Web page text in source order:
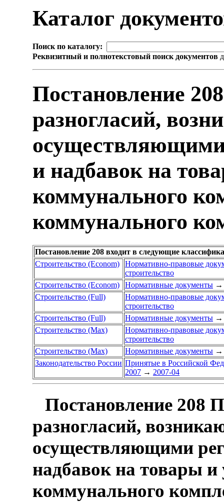
Каталог
Поиск по каталогу:
Реквизитный и полнотекстовый поиск документов
Постановление
разногласий,
осуществляющими
и надбавок на
коммунального
коммунального
Постановление 208 входит в следующие
Строительство (Econom)
Нормативно-правовые
строительство
Строительство (Econom)
Нормативные документы →
Строительство (Full)
Нормативно-правовые
строительство
Строительство (Full)
Нормативные документы →
Строительство (Max)
Нормативно-правовые
строительство
Строительство (Max)
Нормативные документы →
Законодательство России Принятые в Российской
2007 → 2007-04
Постановление 208
разногласий,
осуществляющими
надбавок на товары и
коммунального